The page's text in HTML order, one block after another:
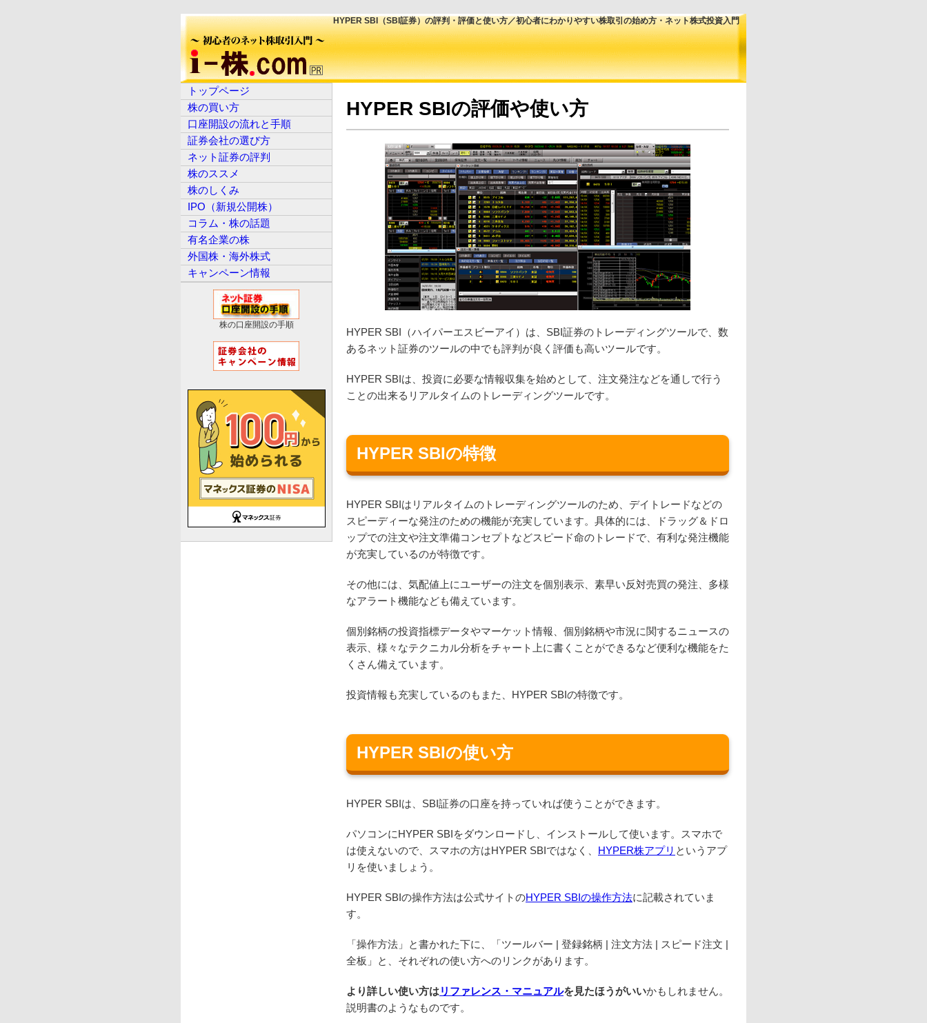
HYPER SBI（SBI証券）の評判・評価と使い方／初心者にわかりやすい株取引の始め方・ネット株式投資入門
HYPER SBIの評価や使い方
HYPER SBI（ハイパーエスビーアイ）は、SBI証券のトレーディングツールで、数
あるネット証券のツールの中でも評判が良く評価も高いツールです。
HYPER SBIは、投資に必要な情報収集を始めとして、注文発注などを通しで行う
ことの出来るリアルタイムのトレーディングツールです。
HYPER SBIの特徴
HYPER SBIはリアルタイムのトレーディングツールのため、デイトレードなどの
スピーディーな発注のための機能が充実しています。具体的には、ドラッグ＆ドロ
ップでの注文や注文準備コンセプトなどスピード命のトレードで、有利な発注機能
が充実しているのが特徴です。
その他には、気配値上にユーザーの注文を個別表示、素早い反対売買の発注、多様
なアラート機能なども備えています。
個別銘柄の投資指標データやマーケット情報、個別銘柄や市況に関するニュースの
表示、様々なテクニカル分析をチャート上に書くことができるなど便利な機能をた
くさん備えています。
投資情報も充実しているのもまた、HYPER SBIの特徴です。
HYPER SBIの使い方
HYPER SBIは、SBI証券の口座を持っていれば使うことができます。
パソコンにHYPER SBIをダウンロードし、インストールして使います。スマホで
は使えないので、スマホの方はHYPER SBIではなく、 HYPER株アプリ というアプ
リを使いましょう。
HYPER SBIの操作方法は公式サイトのHYPER SBIの操作方法に記載されていま
す。
「操作方法」と書かれた下に、「ツールバー | 登録銘柄 | 注文方法 | スピード注文 |
全板」と、それぞれの使い方へのリンクがあります。
より詳しい使い方はリファレンス・マニュアルを見たほうがいいかもしれません。
説明書のようなものです。
トップページ
株の買い方
口座開設の流れと手順
証券会社の選び方
ネット証券の評判
株のススメ
株のしくみ
IPO（新規公開株）
コラム・株の話題
有名企業の株
外国株・海外株式
キャンペーン情報
株の口座開設の手順